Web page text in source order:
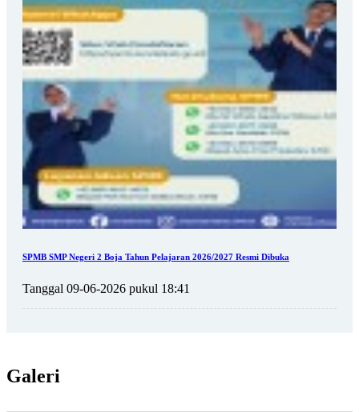
SPMB SMP Negeri 2 Boja Tahun Pelajaran 2026/2027 Resmi Dibuka
Tanggal 09-06-2026 pukul 18:41
Galeri